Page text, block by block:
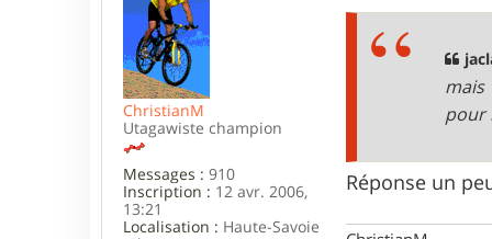
ChristianM
Utagawiste champion
Messages : 910
Inscription : 12 avr. 2006,
13:21
Localisation : Haute-Savoie
pour
Réponse un